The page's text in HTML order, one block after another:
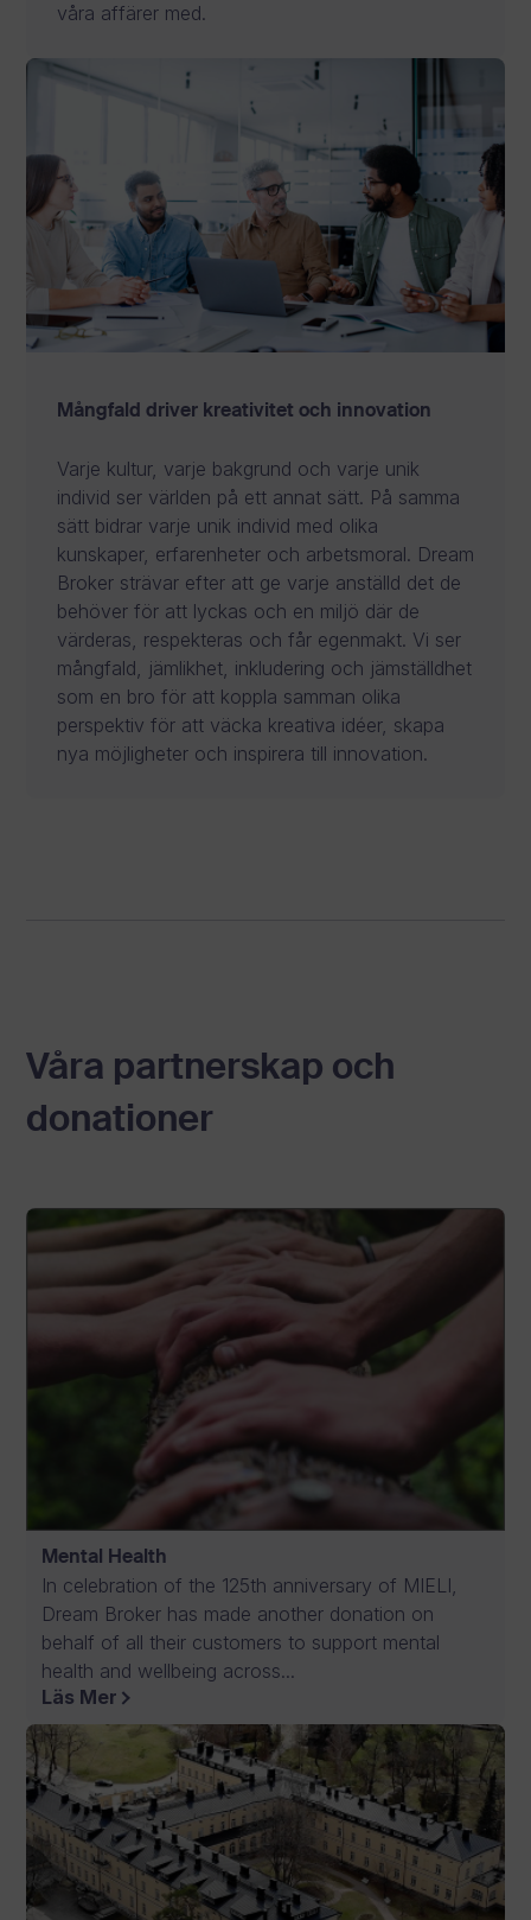
våra affärer med.
Mångfald driver kreativitet och innovation
Varje kultur, varje bakgrund och varje unik
individ ser världen på ett annat sätt. På samma
sätt bidrar varje unik individ med olika
kunskaper, erfarenheter och arbetsmoral. Dream
Broker strävar efter att ge varje anställd det de
behöver för att lyckas och en miljö där de
värderas, respekteras och får egenmakt. Vi ser
mångfald, jämlikhet, inkludering och jämställdhet
som en bro för att koppla samman olika
perspektiv för att väcka kreativa idéer, skapa
nya möjligheter och inspirera till innovation.
Våra partnerskap och
donationer
Mental Health
In celebration of the 125th anniversary of MIELI,
Dream Broker has made another donation on
behalf of all their customers to support mental
health and wellbeing across...
Läs Mer